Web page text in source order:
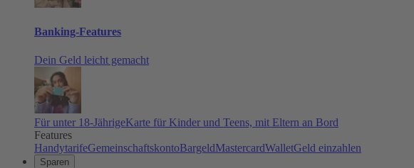
Banking-Features
Dein Geld leicht gemacht
Für unter 18-JährigeKarte für Kinder und Teens, mit Eltern an Bord
Features
HandytarifeGemeinschaftskontoBargeldMastercardWalletGeld einzahlen
Sparen